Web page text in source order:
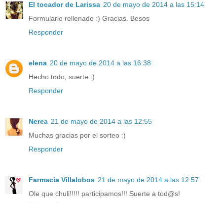
El tocador de Larissa 20 de mayo de 2014 a las 15:14
Formulario rellenado :) Gracias. Besos
Responder
elena 20 de mayo de 2014 a las 16:38
Hecho todo, suerte :)
Responder
Nerea 21 de mayo de 2014 a las 12:55
Muchas gracias por el sorteo :)
Responder
Farmacia Villalobos 21 de mayo de 2014 a las 12:57
Ole que chuli!!!!! participamos!!! Suerte a tod@s!